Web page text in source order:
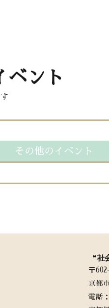
ベント
その他のイベント
“社
〒
京都
電話